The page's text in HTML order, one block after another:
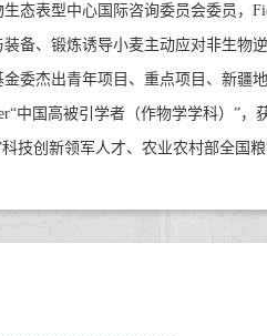
态表型中心国际咨询委员会委员，
备、锻炼诱导小麦主动应对非生
委杰出青年项目、重点项目、新
中国高被引学者（作物学学科） ”，
科技创新领军人才、农业农村部全国